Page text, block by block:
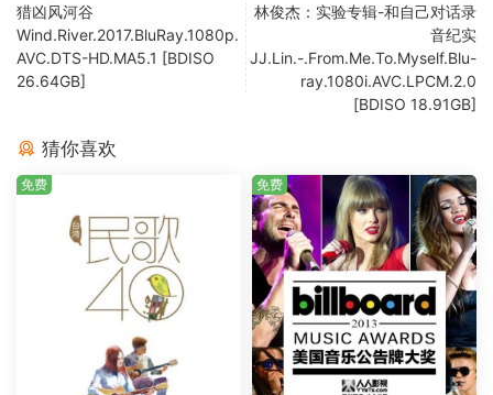
猎凶风河谷
Wind.River.2017.BluRay.1080p.
AVC.DTS-HD.MA5.1 [BDISO
26.64GB]
林俊杰：实验专辑-和自己对话录
音纪实
JJ.Lin.-.From.Me.To.Myself.Blu-
ray.1080i.AVC.LPCM.2.0
[BDISO 18.91GB]
猜你喜欢
免费 免费